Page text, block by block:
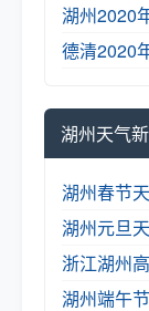
湖州2020
德清2020
湖州天气
湖州春节
湖州元旦
浙江湖州
湖州端午